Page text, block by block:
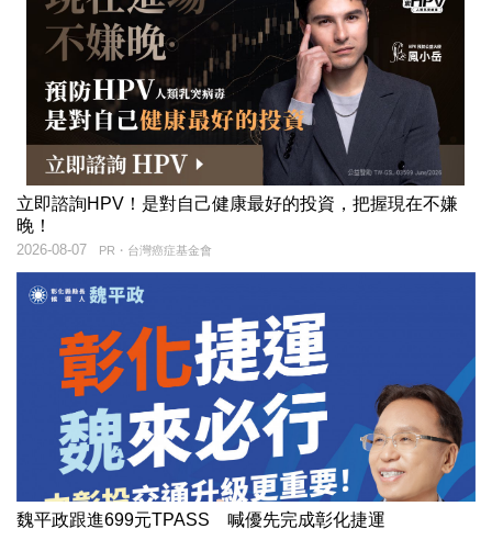
立即諮詢HPV！是對自己健康最好的投資，把握現在不嫌
晚！
PR・台灣癌症基金會
2026-08-07
魏平政跟進699元TPASS 喊優先完成彰化捷運